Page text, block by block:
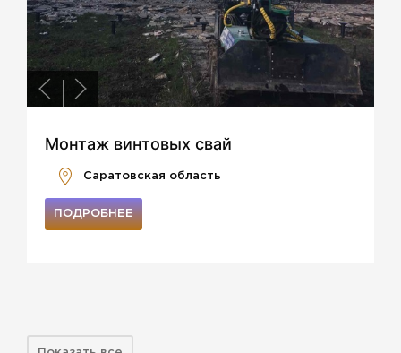
Монтаж винтовых свай
Саратовская область
ПОДРОБНЕЕ